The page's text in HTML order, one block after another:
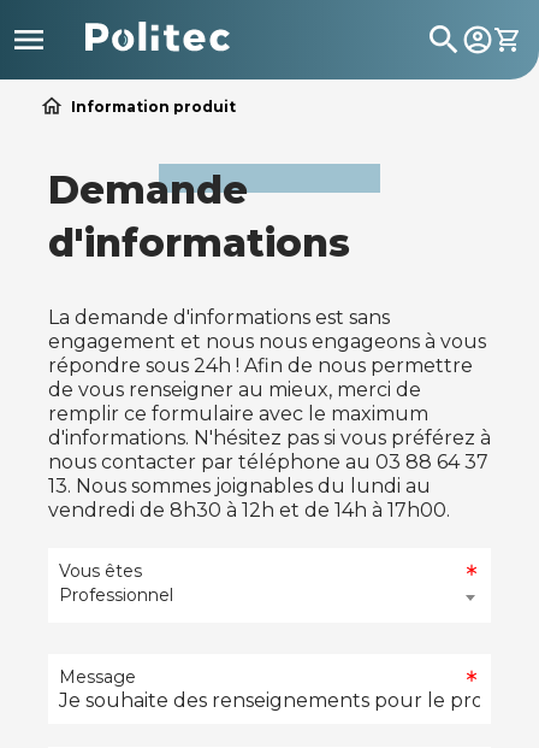
 search
home Information produit
Demande
d'informations
La demande d'informations est sans
engagement et nous nous engageons à vous
répondre sous 24h ! Afin de nous permettre
de vous renseigner au mieux, merci de
remplir ce formulaire avec le maximum
d'informations. N'hésitez pas si vous préférez à
nous contacter par téléphone au 03 88 64 37
13. Nous sommes joignables du lundi au
vendredi de 8h30 à 12h et de 14h à 17h00.
Vous êtes
Professionnel
Message